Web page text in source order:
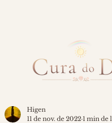
Higen
11 de nov. de 2022 1 min de